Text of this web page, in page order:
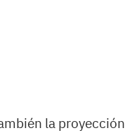
la proyección